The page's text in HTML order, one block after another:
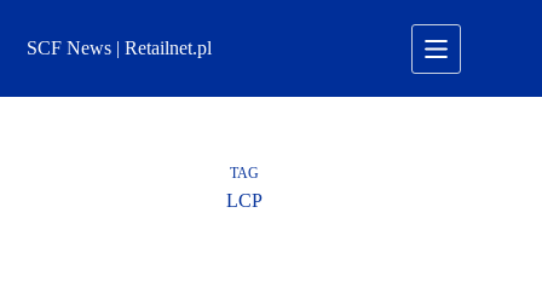
treściSCF News | Retailnet.pl
TAG
LCP